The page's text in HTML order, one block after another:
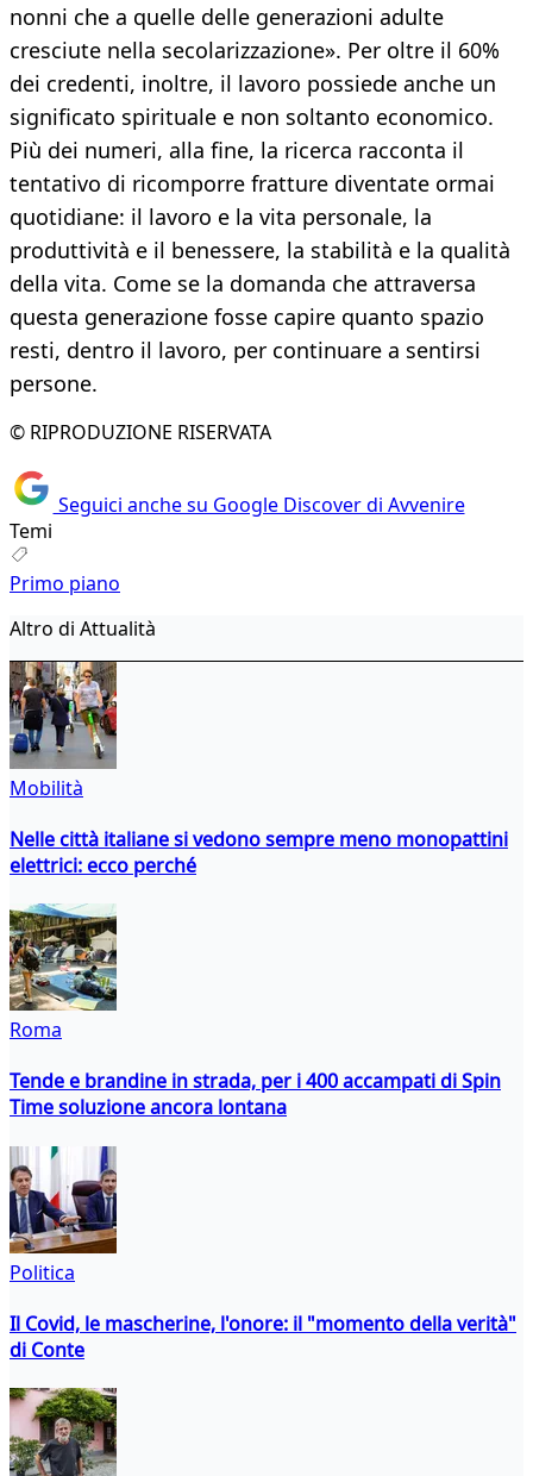
nonni che a quelle delle generazioni adulte
cresciute nella secolarizzazione». Per oltre il 60%
dei credenti, inoltre, il lavoro possiede anche un
significato spirituale e non soltanto economico.
Più dei numeri, alla fine, la ricerca racconta il
tentativo di ricomporre fratture diventate ormai
quotidiane: il lavoro e la vita personale, la
produttività e il benessere, la stabilità e la qualità
della vita. Come se la domanda che attraversa
questa generazione fosse capire quanto spazio
resti, dentro il lavoro, per continuare a sentirsi
persone.
© RIPRODUZIONE RISERVATA
Seguici anche su Google Discover di Avvenire
Temi
Primo piano
Altro di Attualità
Mobilità
Nelle città italiane si vedono sempre meno monopattini
elettrici: ecco perché
Roma
Tende e brandine in strada, per i 400 accampati di Spin
Time soluzione ancora lontana
Politica
Il Covid, le mascherine, l'onore: il "momento della verità"
di Conte